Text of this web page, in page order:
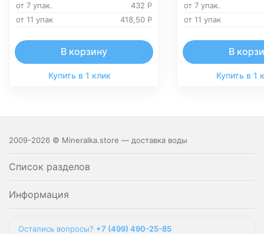
от 7 упак.
432 Р
от 11 упак
418,50 Р
В корзину
Купить в 1 клик
от 7 упак.
от 11 упак
В
Купить в 1
2009-2026 © Mineralka.store — доставка воды
Список разделов
Информация
Остались вопросы? +7 (499) 490-25-85